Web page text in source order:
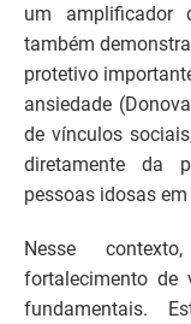
um amplificador
também
protetivo
ansiedade
de vínculos
diretamente da
pessoas idosas
Nesse
fortalecimento de
fundamentais.